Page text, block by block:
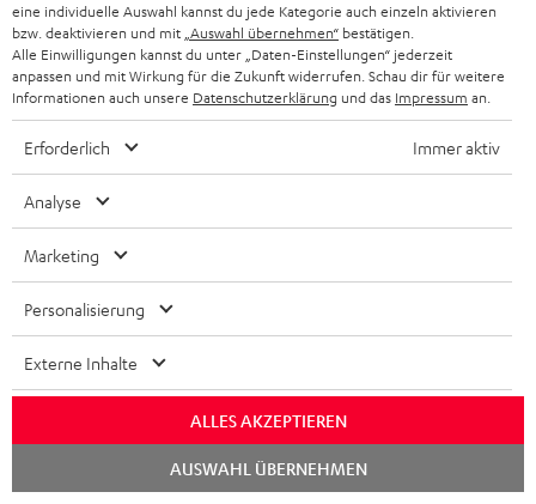
„… Fülle und Natürlichkeit, die stundenlanges Zuhören
Zubehör
Notwendiges Zubehör ist im Lieferumfang
eine individuelle Auswahl kannst du jede Kategorie auch einzeln aktivieren
bzw. deaktivieren und mit „Auswahl übernehmen“ bestätigen.
Alle Einwilligungen kannst du unter „Daten-Einstellungen“ jederzeit
anpassen und mit Wirkung für die Zukunft widerrufen. Schau dir für weitere
Informationen auch unsere Datenschutzerklärung und das Impressum an.
Erforderlich Immer aktiv
Analyse
Marketing
Personalisierung
Externe Inhalte
ALLES AKZEPTIEREN
AUSWAHL ÜBERNEHMEN